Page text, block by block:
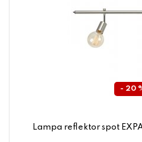
- 20
Lampa reflektor spot